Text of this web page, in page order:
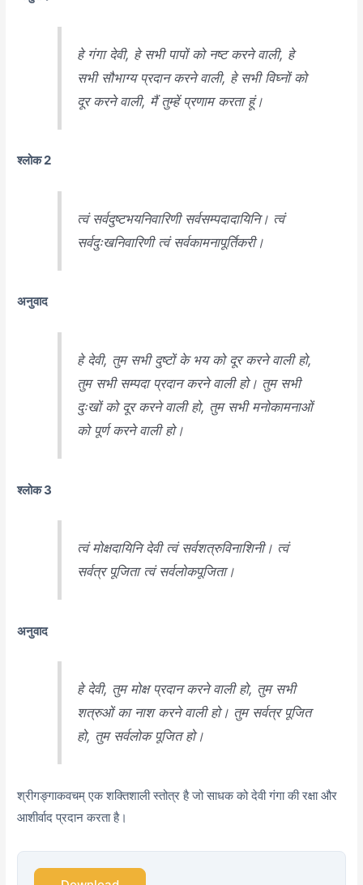
हे गंगा देवी, हे सभी पापों को नष्ट करने वाली, हे
सभी सौभाग्य प्रदान करने वाली, हे सभी विघ्नों को
दूर करने वाली, मैं तुम्हें प्रणाम करता हूं।
श्लोक 2
त्वं सर्वदुष्टभयनिवारिणी सर्वसम्पदादायिनि। त्वं
सर्वदुःखनिवारिणी त्वं सर्वकामनापूर्तिकरी।
अनुवाद
हे देवी, तुम सभी दुष्टों के भय को दूर करने वाली हो,
तुम सभी सम्पदा प्रदान करने वाली हो। तुम सभी
दुःखों को दूर करने वाली हो, तुम सभी मनोकामनाओं
को पूर्ण करने वाली हो।
श्लोक 3
त्वं मोक्षदायिनि देवी त्वं सर्वशत्रुविनाशिनी। त्वं
सर्वत्र पूजिता त्वं सर्वलोकपूजिता।
अनुवाद
हे देवी, तुम मोक्ष प्रदान करने वाली हो, तुम सभी
शत्रुओं का नाश करने वाली हो। तुम सर्वत्र पूजित
हो, तुम सर्वलोक पूजित हो।
श्रीगङ्गाकवचम् एक शक्तिशाली स्तोत्र है जो साधक को देवी गंगा की रक्षा और
आशीर्वाद प्रदान करता है।